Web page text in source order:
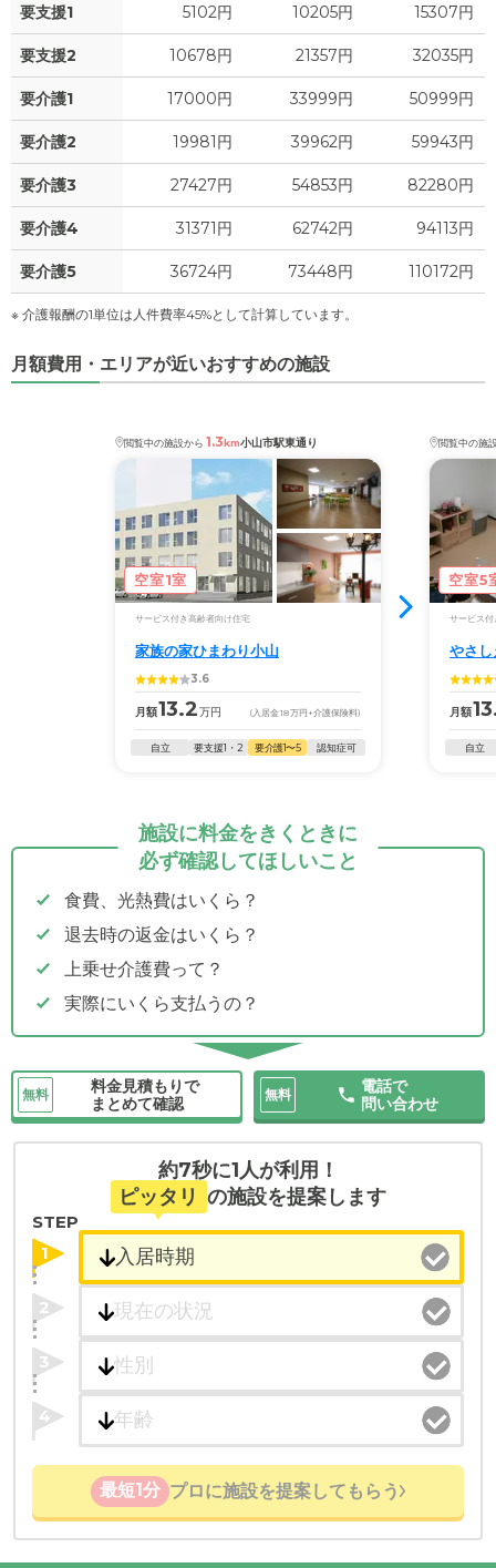
要支援1 5102円 10205円 15307円
要支援2 10678円 21357円 32035円
要介護1 17000円 33999円 50999円
要介護2 19981円 39962円 59943円
要介護3 27427円 54853円 82280円
要介護4 31371円 62742円 94113円
要介護5 36724円 73448円 110172円
※ 介護報酬の1単位は人件費率45%として計算しています。
月額費用・エリアが近いおすすめの施設
閲覧中の施設から 1.3km小山市駅東通り
空室1室
サービス付き高齢者向け住宅
家族の家ひまわり小山
3.6
月額13.2万円 (入居金18万円 +介護保険料)
自立 要支援1・2 要介護1〜5 認知症可
閲覧中の施
空室5
サービス付
やさ
月額
自立
施設に料金をきくときに
必ず確認してほしいこと
食費、光熱費はいくら？
退去時の返金はいくら？
上乗せ介護費って？
実際にいくら支払うの？
無料
料金見積もりで
まとめて確認
無料
電話で
問い合わせ
約7秒に1人が利用！
ピッタリ の施設を提案します
STEP
1
2
3
4
最短1分 プロに施設を提案してもらう